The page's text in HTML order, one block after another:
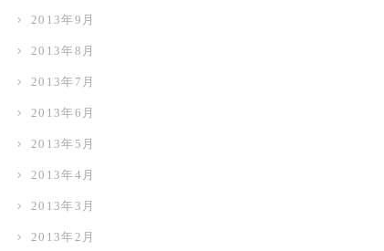
2013年9月
2013年8月
2013年7月
2013年6月
2013年5月
2013年4月
2013年3月
2013年2月